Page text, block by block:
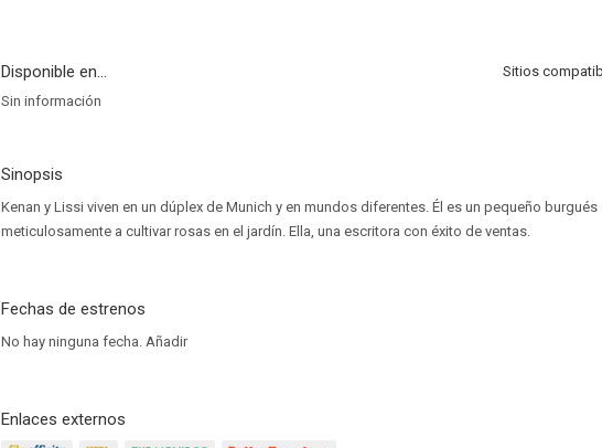
Disponible en...
Sitios
Sin información
Sinopsis
Kenan y Lissi viven en un dúplex de Munich y en mundos diferentes. Él es un pequeño
meticulosamente a cultivar rosas en el jardín. Ella, una escritora con éxito de ventas.
Fechas de estrenos
No hay ninguna fecha. Añadir
Enlaces externos